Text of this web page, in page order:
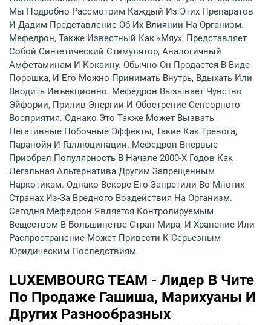
Мы Подробно Рассмотрим Каждый Из Этих Препаратов
И Дадим Представление Об Их Влиянии На Организм.
Мефедрон, Также Известный Как «мяу», Представляет
Собой Синтетический Стимулятор, Аналогичный
Амфетаминам И Кокаину. Обычно Он Продается В Виде
Порошка, И Его Можно Принимать Внутрь, Вдыхать Или
Вводить Инъекционно. Мефедрон Вызывает Чувство
Эйфории, Прилив Энергии И Обострение Сенсорного
Восприятия. Однако Это Также Может Вызвать
Негативные Побочные Эффекты, Такие Как Тревога,
Паранойя И Галлюцинации. Мефедрон Впервые
Приобрел Популярность В Начале 2000-Х Годов Как
Легальная Альтернатива Другим Запрещенным
Наркотикам. Однако Вскоре Его Запретили Во Многих
Странах Из-За Вредного Воздействия На Организм.
Сегодня Мефедрон Является Контролируемым
Веществом В Большинстве Стран Мира, И Хранение Или
Распространение Может Привести К Серьезным
Юридическим Последствиям.
LUXEMBOURG TEAM - Лидер В Чите
По Продаже Гашиша, Марихуаны И
Других Разнообразных